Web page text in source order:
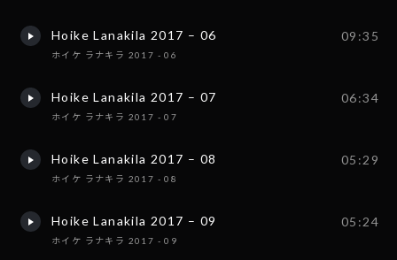
Hoike Lanakila 2017 – 06
ホイケ ラナキラ 2017 - 06
09:35
Hoike Lanakila 2017 – 07
ホイケ ラナキラ 2017 - 07
06:34
Hoike Lanakila 2017 – 08
ホイケ ラナキラ 2017 - 08
05:29
Hoike Lanakila 2017 – 09
ホイケ ラナキラ 2017 - 09
05:24